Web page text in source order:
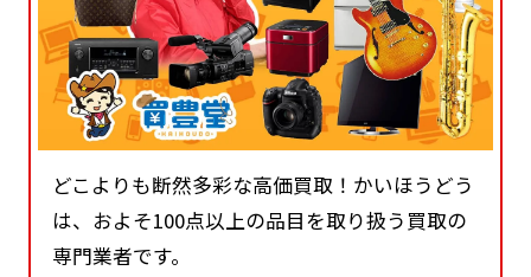
どこよりも断然多彩な高価買取！かいほうどう
は、およそ100点以上の品目を取り扱う買取の
専門業者です。